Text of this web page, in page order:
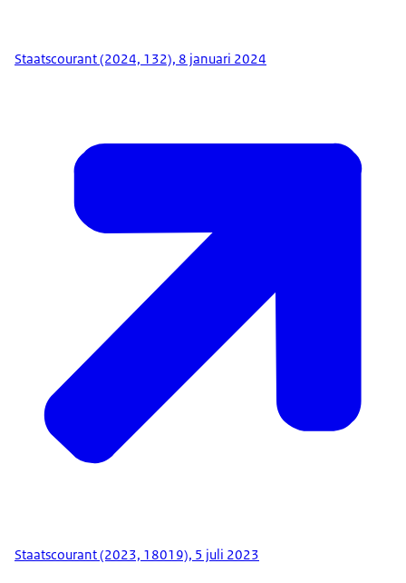
Staatscourant (2024, 132), 8 januari 2024
Staatscourant (2023, 18019), 5 juli 2023